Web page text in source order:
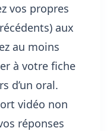
vos propres
aux
au moins
à votre fiche
d’un oral.
vidéo non
réponses